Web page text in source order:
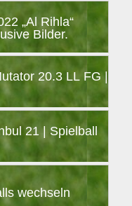
„Al Rihla“
Bilder.
20.3 LL FG |
21 | Spielball
wechseln